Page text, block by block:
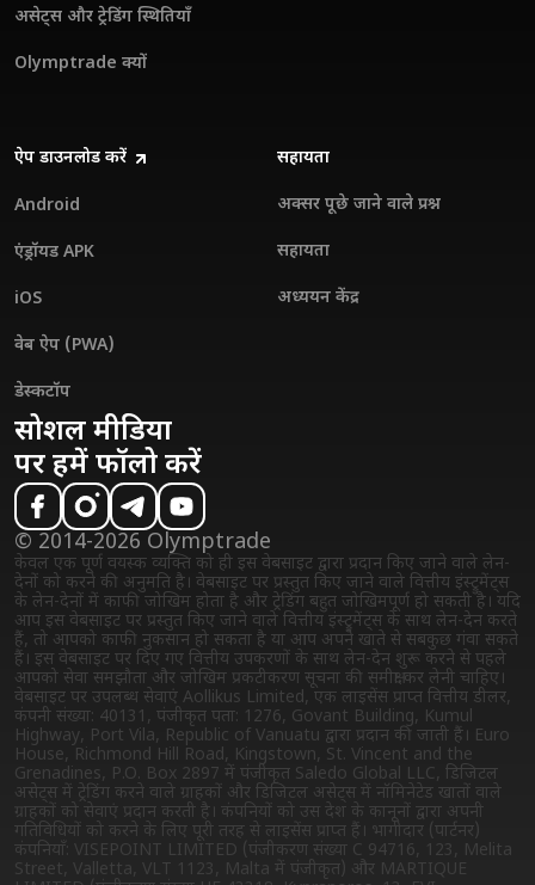
असेट्स और ट्रेडिंग स्थितियाँ
Olymptrade क्यों
ऐप डाउनलोड करें
Android
एंड्रॉयड APK
iOS
वेब ऐप (PWA)
डेस्कटॉप
सहायता
अक्सर पूछे जाने वाले प्रश्न
सहायता
अध्ययन केंद्र
सोशल मीडिया
पर हमें फॉलो करें
© 2014-2026 Olymptrade
केवल एक पूर्ण वयस्क व्यक्ति को ही इस वेबसाइट द्वारा प्रदान किए जाने वाले लेन-
देनों को करने की अनुमति है। वेबसाइट पर प्रस्तुत किए जाने वाले वित्तीय इंस्ट्रुमेंट्स
के लेन-देनों में काफी जोखिम होता है और ट्रेडिंग बहुत जोखिमपूर्ण हो सकती है। यदि
आप इस वेबसाइट पर प्रस्तुत किए जाने वाले वित्तीय इंस्ट्रुमेंट्स के साथ लेन-देन करते
हैं, तो आपको काफी नुकसान हो सकता है या आप अपने खाते से सबकुछ गंवा सकते
हैं। इस वेबसाइट पर दिए गए वित्तीय उपकरणों के साथ लेन-देन शुरू करने से पहले
आपको सेवा समझौता और जोखिम प्रकटीकरण सूचना की समीक्षा कर लेनी चाहिए।
वेबसाइट पर उपलब्ध सेवाएं Aollikus Limited, एक लाइसेंस प्राप्त वित्तीय डीलर,
कंपनी संख्या: 40131, पंजीकृत पता: 1276, Govant Building, Kumul
Highway, Port Vila, Republic of Vanuatu द्वारा प्रदान की जाती हैं। Euro
House, Richmond Hill Road, Kingstown, St. Vincent and the
Grenadines, P.O. Box 2897 में पंजीकृत Saledo Global LLC, डिजिटल
असेट्स में ट्रेडिंग करने वाले ग्राहकों और डिजिटल असेट्स में नॉमिनेटेड खातों वाले
ग्राहकों को सेवाएं प्रदान करती है। कंपनियों को उस देश के कानूनों द्वारा अपनी
गतिविधियों को करने के लिए पूरी तरह से लाइसेंस प्राप्त हैं। भागीदार (पार्टनर)
कंपनियाँ: VISEPOINT LIMITED (पंजीकरण संख्या C 94716, 123, Melita
Street, Valletta, VLT 1123, Malta में पंजीकृत) और MARTIQUE